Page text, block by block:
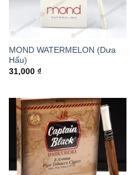
MOND WATERMELON (Dưa
Hấu)
31,000 ₫